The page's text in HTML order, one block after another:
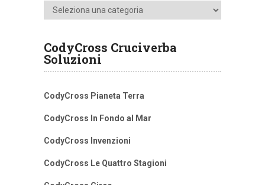
Categorie
CodyCross Cruciverba
Soluzioni
CodyCross Pianeta Terra
CodyCross In Fondo al Mar
CodyCross Invenzioni
CodyCross Le Quattro Stagioni